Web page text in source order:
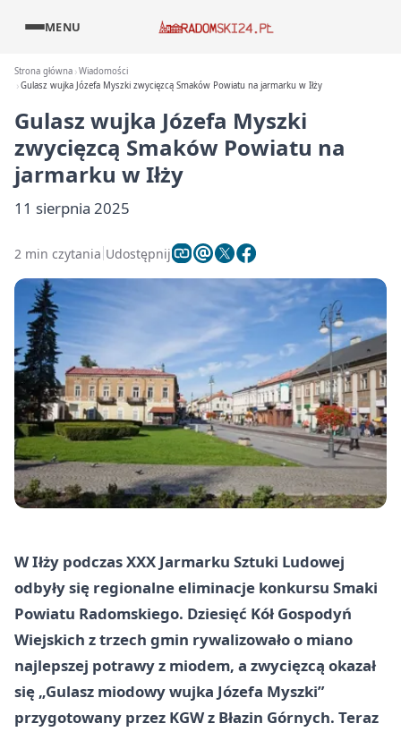
MENU
Strona główna Wiadomości
Gulasz wujka Józefa Myszki zwycięzcą Smaków Powiatu na jarmarku w Iłży
Gulasz wujka Józefa Myszki
zwycięzcą Smaków Powiatu na
jarmarku w Iłży
11 sierpnia 2025
2 min czytania Udostępnij
W Iłży podczas XXX Jarmarku Sztuki Ludowej
odbyły się regionalne eliminacje konkursu Smaki
Powiatu Radomskiego. Dziesięć Kół Gospodyń
Wiejskich z trzech gmin rywalizowało o miano
najlepszej potrawy z miodem, a zwycięzcą okazał
się „Gulasz miodowy wujka Józefa Myszki”
przygotowany przez KGW z Błazin Górnych. Teraz